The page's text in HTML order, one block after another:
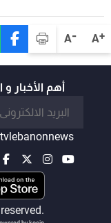
A+
A-
أهم الأخبار